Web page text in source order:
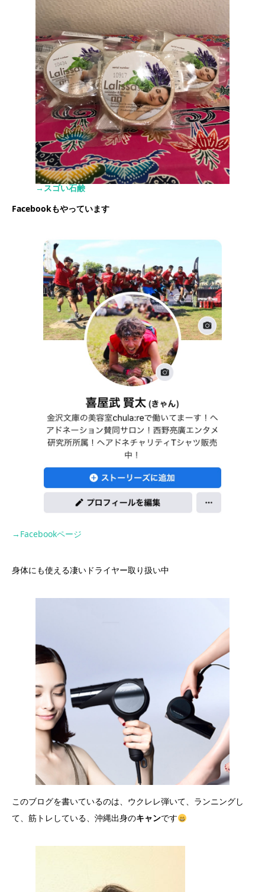
→スゴい石鹸
Facebookもやっています
→Facebookページ
身体にも使える凄いドライヤー取り扱い中
このブログを書いているのは、ウクレレ弾いて、ランニングし
て、筋トレしている、沖縄出身のキャンです